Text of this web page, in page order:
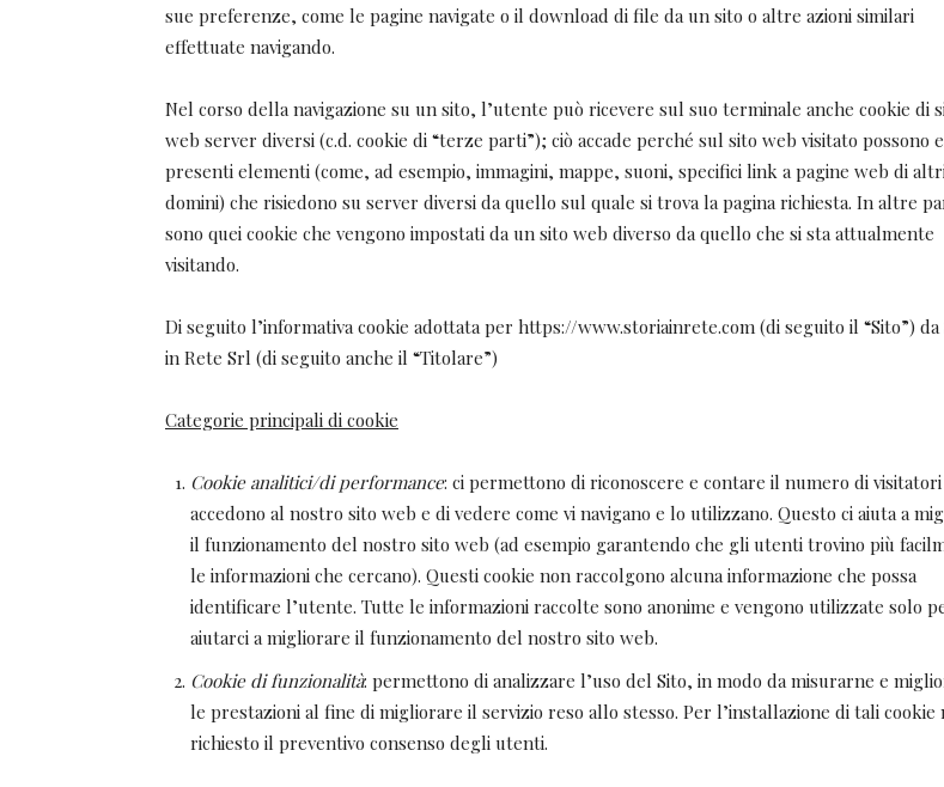
sue preferenze, come le pagine navigate o il download di file da un sito o altre azioni similari
effettuate navigando.
Nel corso della navigazione su un sito, l’utente può ricevere sul suo terminale anche cookie di
web server diversi (c.d. cookie di “terze parti”); ciò accade perché sul sito web visitato possono
presenti elementi (come, ad esempio, immagini, mappe, suoni, specifici link a pagine web di
domini) che risiedono su server diversi da quello sul quale si trova la pagina richiesta. In altre
sono quei cookie che vengono impostati da un sito web diverso da quello che si sta attualmente
visitando.
Di seguito l’informativa cookie adottata per https://www.storiainrete.com (di seguito il “Sito”) da
in Rete Srl (di seguito anche il “Titolare”)
Categorie principali di cookie
Cookie analitici/di performance: ci permettono di riconoscere e contare il numero di visitatori
accedono al nostro sito web e di vedere come vi navigano e lo utilizzano. Questo ci aiuta a
il funzionamento del nostro sito web (ad esempio garantendo che gli utenti trovino più
le informazioni che cercano). Questi cookie non raccolgono alcuna informazione che possa
identificare l’utente. Tutte le informazioni raccolte sono anonime e vengono utilizzate solo
aiutarci a migliorare il funzionamento del nostro sito web.
Cookie di funzionalità: permettono di analizzare l’uso del Sito, in modo da misurarne e
le prestazioni al fine di migliorare il servizio reso allo stesso. Per l’installazione di tali cookie
richiesto il preventivo consenso degli utenti.